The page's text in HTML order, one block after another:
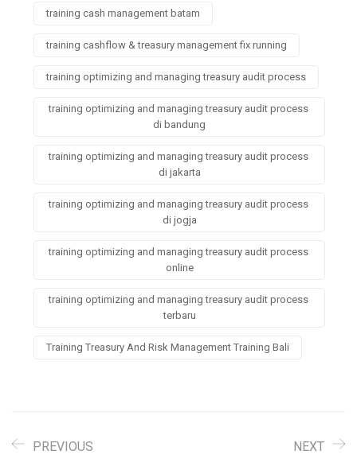
training cash management batam
training cashflow & treasury management fix running
training optimizing and managing treasury audit process
training optimizing and managing treasury audit process
di bandung
training optimizing and managing treasury audit process
di jakarta
training optimizing and managing treasury audit process
di jogja
training optimizing and managing treasury audit process
online
training optimizing and managing treasury audit process
terbaru
Training Treasury And Risk Management Training Bali
PREVIOUS NEXT